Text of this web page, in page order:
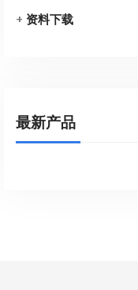
+ 资料下载
最新产品